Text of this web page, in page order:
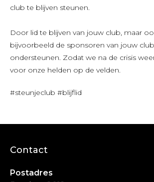
club te blijven steunen.
Door lid te blijven van jouw club, maar
bijvoorbeeld de sponsoren van jouw
ondersteunen. Zodat we na de crisis
voor onze helden op de velden.
#steunjeclub #blijflid
Contact
Postadres